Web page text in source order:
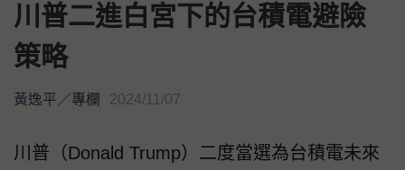
川普二進白宮下的台積電避險
策略
黃逸平／專欄 2024/11/07
川普（Donald Trump）二度當選為台積電未來